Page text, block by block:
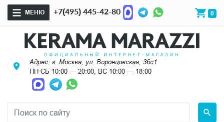
МЕНЮ +7(495) 445-42-80 0
Адрес: г. Москва, ул. Воронцовская, 36с1
ПН-СБ 10:00 — 20:00, ВС 10:00 — 18:00